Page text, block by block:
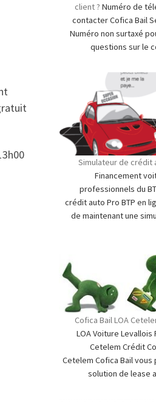
client ? Numéro de
contacter Cofica Bail
Numéro non surtaxé
questions sur le
Simulateur de crédit
Financement
professionnels du
crédit auto Pro BTP en
de maintenant une
Cofica Bail LOA
LOA Voiture Levallois
Cetelem Crédit
Cetelem Cofica Bail vous
solution de lease